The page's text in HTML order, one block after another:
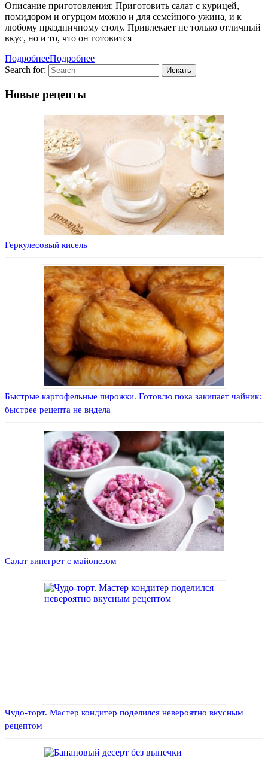
Описание приготовления: Приготовить салат с курицей,
помидором и огурцом можно и для семейного ужина, и к
любому праздничному столу. Привлекает не только отличный
вкус, но и то, что он готовится
ПодробнееПодробнее
Search for:
Новые рецепты
Геркулесовый кисель
Быстрые картофельные пирожки. Готовлю пока закипает чайник:
быстрее рецепта не видела
Салат винегрет с майонезом
Чудо-торт. Мастер кондитер поделился невероятно вкусным
рецептом